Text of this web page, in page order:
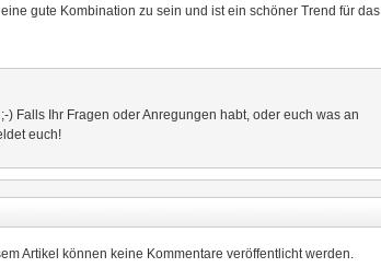
gute Kombination zu sein und ist ein schöner Trend für das
) Falls Ihr Fragen oder Anregungen habt, oder euch was an
euch!
Artikel können keine Kommentare veröffentlicht werden.